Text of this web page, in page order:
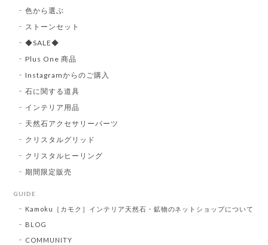
色から選ぶ
ストーンセット
◆SALE◆
Plus One 商品
Instagramからのご購入
石に関する道具
インテリア用品
天然石アクセサリーパーツ
クリスタルグリッド
クリスタルヒーリング
期間限定販売
GUIDE
Kamoku［カモク］インテリア天然石・鉱物のネットショップについて
BLOG
COMMUNITY